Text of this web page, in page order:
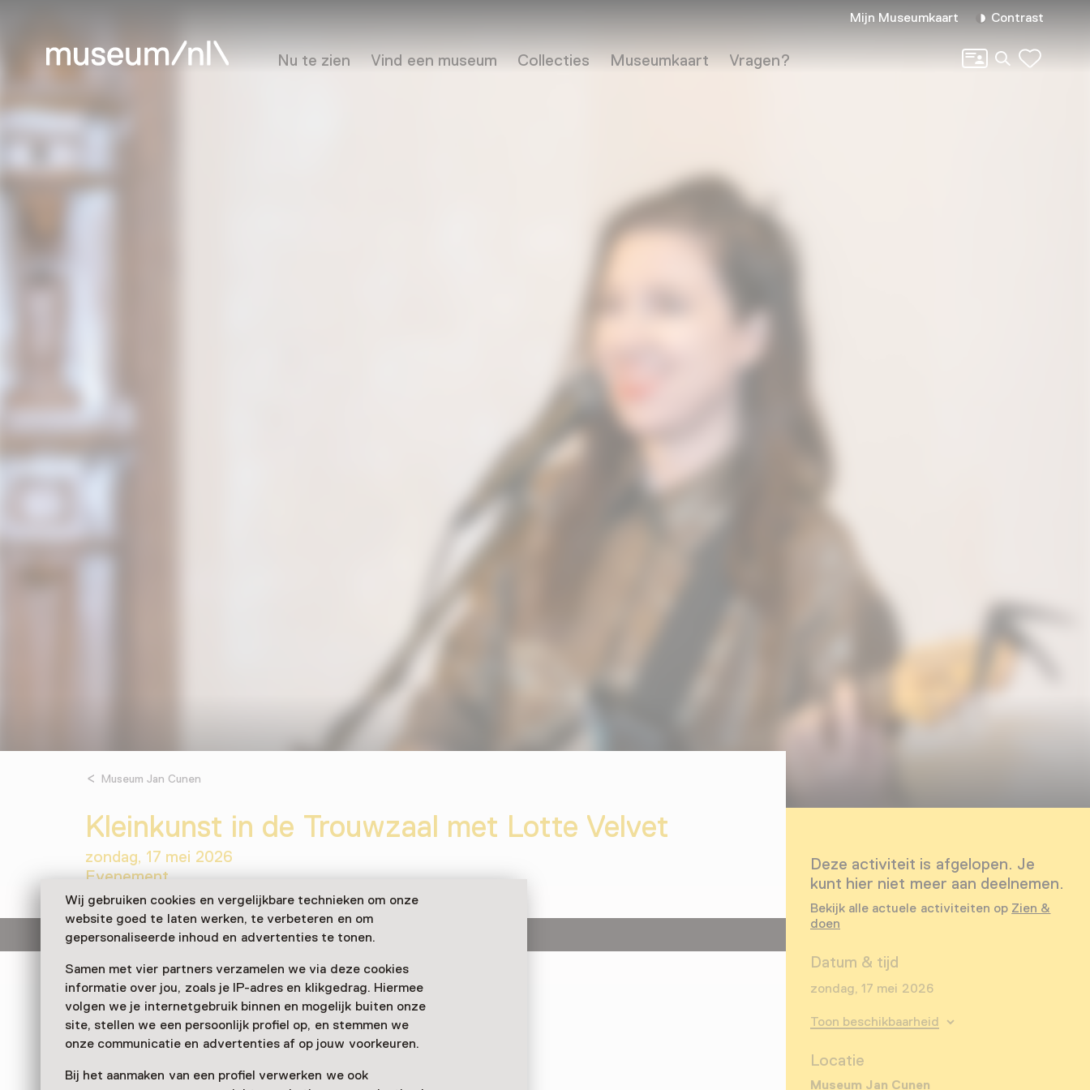
Wij gebruiken cookies en vergelijkbare technieken om onze
website goed te laten werken, te verbeteren en om
gepersonaliseerde inhoud en advertenties te tonen.
Samen met vier partners verzamelen we via deze cookies
informatie over jou, zoals je IP-adres en klikgedrag. Hiermee
volgen we je internetgebruik binnen en mogelijk buiten onze
site, stellen we een persoonlijk profiel op, en stemmen we
onze communicatie en advertenties af op jouw voorkeuren.
Bij het aanmaken van een profiel verwerken we ook
Nu te zien Vind een museum Collecties Museumkaart Vragen?
Mijn Museumkaart Contrast
Zoeken
Museum Jan Cunen
Kleinkunst in de Trouwzaal met Lotte Velvet
zondag, 17 mei 2026
Evenement
Deze activiteit is afgelopen.
We leven opnieuw in chaotische tijden. Cabaretier Lotte Velvet
fileert de actualiteit met scherpe teksten en prachtige liedjes. De
geboren Osse met groot hart voor stad en museum verrast je met
een sprankelende middagvoorstelling in opgeruimde sfeer.
Verder lezen
Deze activiteit is afgelopen. Je
kunt hier niet meer aan deelnemen.
Bekijk alle actuele activiteiten op Zien &
doen
Datum & tijd
zondag, 17 mei 2026
Toon beschikbaarheid
Locatie
Museum Jan Cunen